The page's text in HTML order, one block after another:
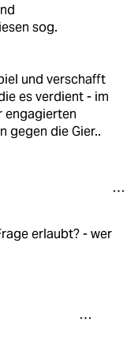
sog.
und verschafft
es verdient - im
engagierten
gegen die Gier..
erlaubt? - wer